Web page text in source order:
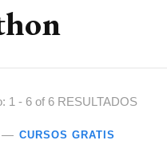
1 - 6 of 6 RESULTADOS
CURSOS GRATIS